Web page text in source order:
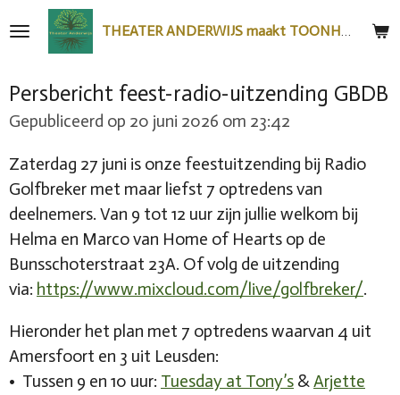
de
hoofdinhoud
THEATER ANDERWIJS maakt TOONHEEL
Persbericht feest-radio-uitzending GBDB
Gepubliceerd op 20 juni 2026 om 23:42
Zaterdag 27 juni is onze feestuitzending bij Radio
Golfbreker met maar liefst 7 optredens van
deelnemers. Van 9 tot 12 uur zijn jullie welkom bij
Helma en Marco van Home of Hearts op de
Bunsschoterstraat 23A. Of volg de uitzending
via: https://www.mixcloud.com/live/golfbreker/.
Hieronder het plan met ⁠7 optredens waarvan 4 uit
Amersfoort en 3 uit Leusden:
•⁠ ⁠Tussen 9 en 10 uur: Tuesday at Tony’s &Arjette